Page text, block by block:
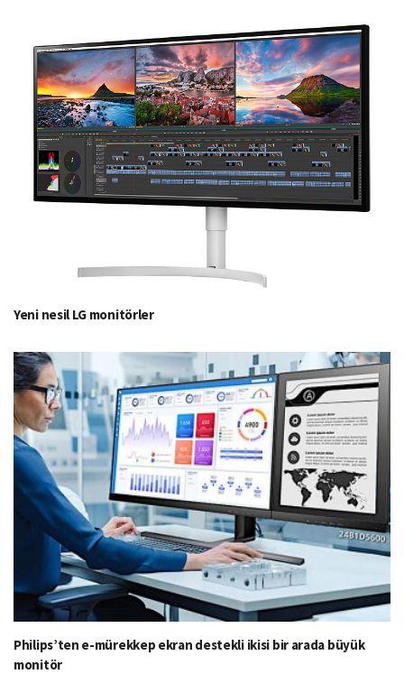
Yeni nesil LG monitörler
Philips’ten e-mürekkep ekran destekli ikisi bir arada büyük
monitör